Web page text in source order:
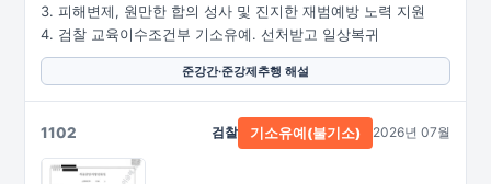
피해변제, 원만한 합의 성사 및 진지한 재범예방 노력 지원
검찰 교육이수조건부 기소유예. 선처받고 일상복귀
준강간·준강제추행 해설
1102 검찰 기소유예(불기소) 2026년 07월